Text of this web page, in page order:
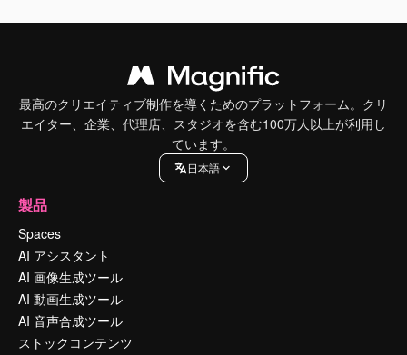
最高のクリエイティブ制作を導くためのプラットフォーム。クリ
エイター、企業、代理店、スタジオを含む100万人以上が利用し
ています。
日本語
製品
Spaces
AI アシスタント
AI 画像生成ツール
AI 動画生成ツール
AI 音声合成ツール
ストックコンテンツ